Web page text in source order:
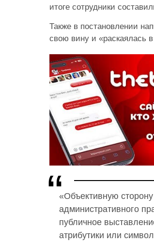
итоге сотрудники
Также в постановлении
свою вину и «раскаялась
«Объективную
административного
публичное
атрибутики или